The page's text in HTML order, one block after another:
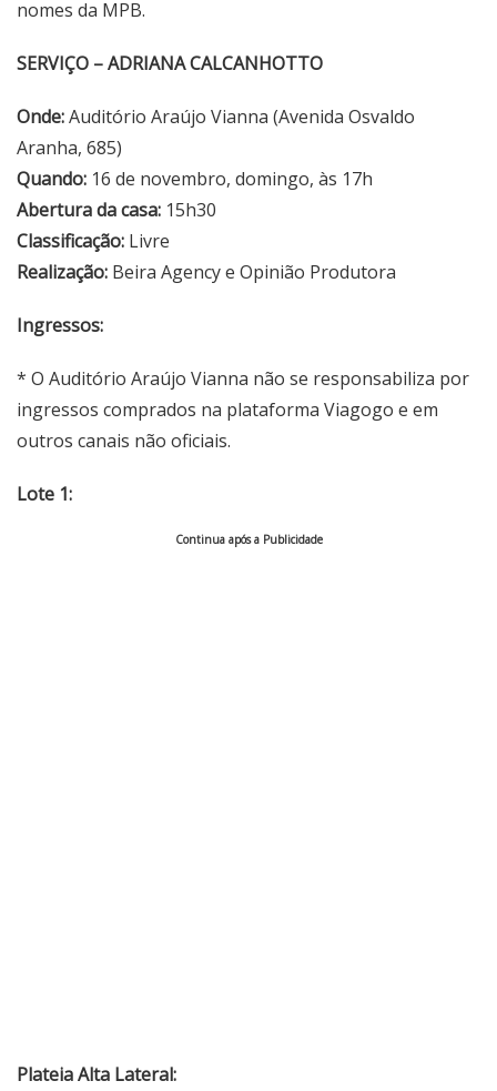
nomes da MPB.
SERVIÇO – ADRIANA CALCANHOTTO
Onde:Auditório Araújo Vianna (Avenida Osvaldo
Aranha, 685)
Quando: 16 de novembro, domingo, às 17h
Abertura da casa: 15h30
Classificação: Livre
Realização: Beira Agency e Opinião Produtora
Ingressos:
* O Auditório Araújo Vianna não se responsabiliza por
ingressos comprados na plataforma Viagogo e em
outros canais não oficiais.
Lote 1:
Continua após a Publicidade
Plateia Alta Lateral: